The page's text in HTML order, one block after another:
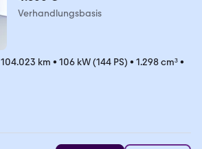
Verhandlungsbasis
104.023 km • 106 kW (144 PS) • 1.298 cm³•